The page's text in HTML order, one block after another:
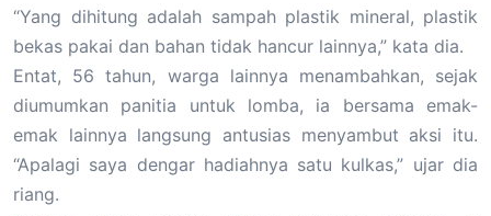
“Yang dihitung adalah sampah plastik mineral, plastik
bekas pakai dan bahan tidak hancur lainnya,” kata dia.
Entat, 56 tahun, warga lainnya menambahkan, sejak
diumumkan panitia untuk lomba, ia bersama emak-
emak lainnya langsung antusias menyambut aksi itu.
“Apalagi saya dengar hadiahnya satu kulkas,” ujar dia
riang.